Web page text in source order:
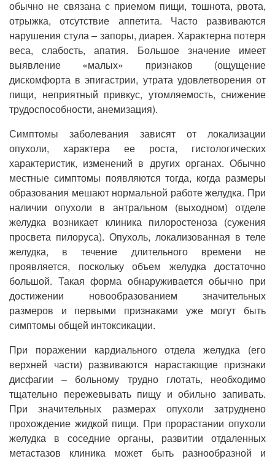
обычно не связана с приемом пищи, тошнота, рвота,
отрыжка, отсутствие аппетита. Часто развиваются
нарушения стула – запоры, диарея. Характерна потеря
веса, слабость, апатия. Большое значение имеет
выявление «малых» признаков (ощущение
дискомфорта в эпигастрии, утрата удовлетворения от
пищи, неприятный привкус, утомляемость, снижение
трудоспособности, анемизация).
Симптомы заболевания зависят от локализации
опухоли, характера ее роста, гистологических
характеристик, изменений в других органах. Обычно
местные симптомы появляются тогда, когда размеры
образования мешают нормальной работе желудка. При
наличии опухоли в антральном (выходном) отделе
желудка возникает клиника пилоростеноза (сужения
просвета пилоруса). Опухоль, локализованная в теле
желудка, в течение длительного времени не
проявляется, поскольку объем желудка достаточно
большой. Такая форма обнаруживается обычно при
достижении новообразованием значительных
размеров и первыми признаками уже могут быть
симптомы общей интоксикации.
При поражении кардиального отдела желудка (его
верхней части) развиваются нарастающие признаки
дисфагии – больному трудно глотать, необходимо
тщательно пережевывать пищу и обильно запивать.
При значительных размерах опухоли затруднено
прохождение жидкой пищи. При прорастании опухоли
желудка в соседние органы, развитии отдаленных
метастазов клиника может быть разнообразной и